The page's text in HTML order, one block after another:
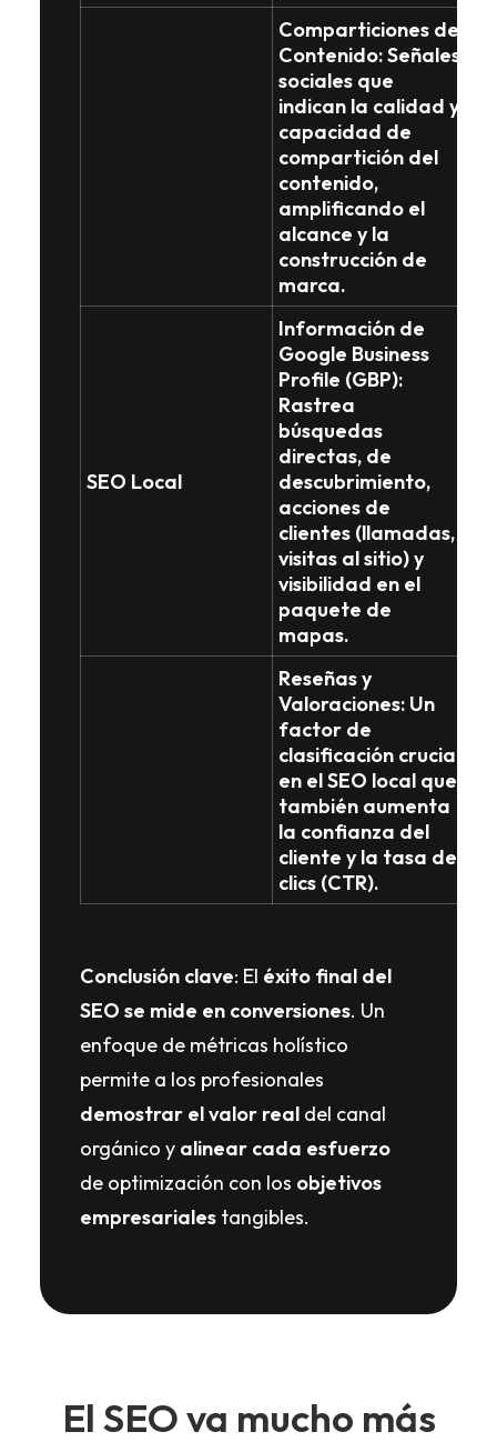
Comparticiones de
Contenido: Señales
sociales que
indican la calidad y
capacidad de
compartición del
contenido,
amplificando el
alcance y la
construcción de
marca.
SEO Local
Información de
Google Business
Profile (GBP):
Rastrea
búsquedas
directas, de
descubrimiento,
acciones de
clientes (llamadas,
visitas al sitio) y
visibilidad en el
paquete de
mapas.
Reseñas y
Valoraciones: Un
factor de
clasificación crucial
en el SEO local que
también aumenta
la confianza del
cliente y la tasa de
clics (CTR).
Conclusión clave: El éxito final del
SEO se mide en conversiones. Un
enfoque de métricas holístico
permite a los profesionales
demostrar el valor real del canal
orgánico y alinear cada esfuerzo
de optimización con los objetivos
empresariales tangibles.
El SEO va mucho más